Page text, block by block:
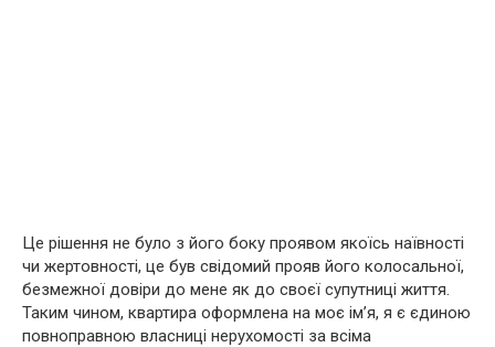
Це рішення не було з його боку проявом якоїсь наївності
чи жертовності, це був свідомий прояв його колосальної,
безмежної довіри до мене як до своєї супутниці життя.
Таким чином, квартира оформлена на моє ім’я, я є єдиною
повноправною власниці нерухомості за всіма